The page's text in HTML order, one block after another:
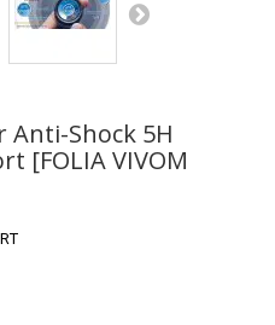
Anti-Shock 5H
[FOLIA VIVOM